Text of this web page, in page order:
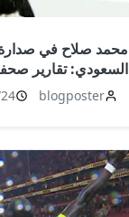
محمد صلاح في
السعودي: تقارير
المحتمل الصيف
blogposter